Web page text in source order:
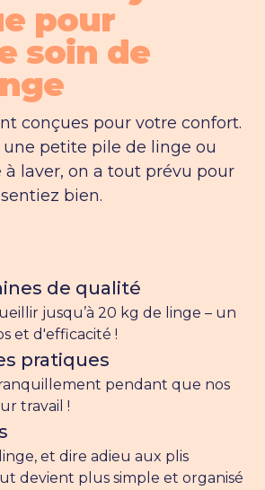
pour
soin de
conçues pour votre confort.
une petite pile de linge ou
laver, on a tout prévu pour
bien.
de qualité
jusqu’à 20 kg de linge – un
et d'efficacité !
pratiques
pendant que nos
travail !
et dire adieu aux plis
devient plus simple et organisé